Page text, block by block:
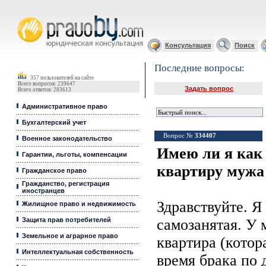
Консультация Поиск
357 пользователей на сайте
Всего вопросов: 239647
Всего ответов: 283613
Административное право
Бухгалтерский учет
Военное законодательство
Гарантии, льготы, компенсации
Гражданское право
Гражданство, регистрация
иностранцев
Жилищное право и недвижимость
Защита прав потребителей
Земельное и аграрное право
Интеллектуальная собственность
Последние вопросы:
Задать вопрос
Вопрос № 334407
Имею ли я как
квартиру мужа
Здравствуйте.
самозанятая. У
квартира
время брака по